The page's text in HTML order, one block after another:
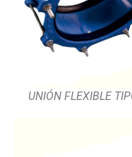
UNIÓN FLEXIBLE